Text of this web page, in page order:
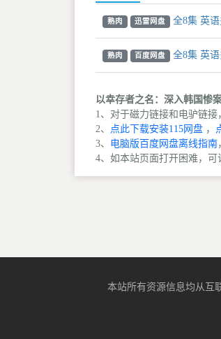
熟肉 迅雷网盘 全8集 英
熟肉 百度网盘 全8集 英
以幸存者之名：深入韩国惨
1、对于磁力链接和电驴链接
2、
点此下载安装115网盘 ，
3、
电脑版百度网盘离线指南
4、如本站页面打开困难，可
本站所有资源信息均从互